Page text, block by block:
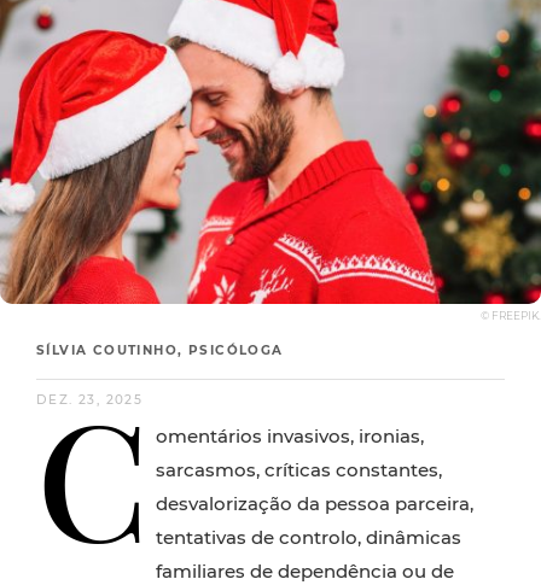
© FREEPIK.
SÍLVIA COUTINHO, PSICÓLOGA
DEZ. 23, 2025
C
omentários invasivos, ironias,
sarcasmos, críticas constantes,
desvalorização da pessoa parceira,
tentativas de controlo, dinâmicas
familiares de dependência ou de